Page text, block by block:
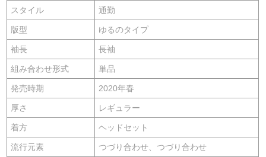
スタイル 通勤
版型 ゆるのタイプ
袖長 長袖
組み合わせ形式 単品
発売時期 2020年春
厚さ レギュラー
着方 ヘッドセット
流行元素 つづり合わせ、つづり合わせ